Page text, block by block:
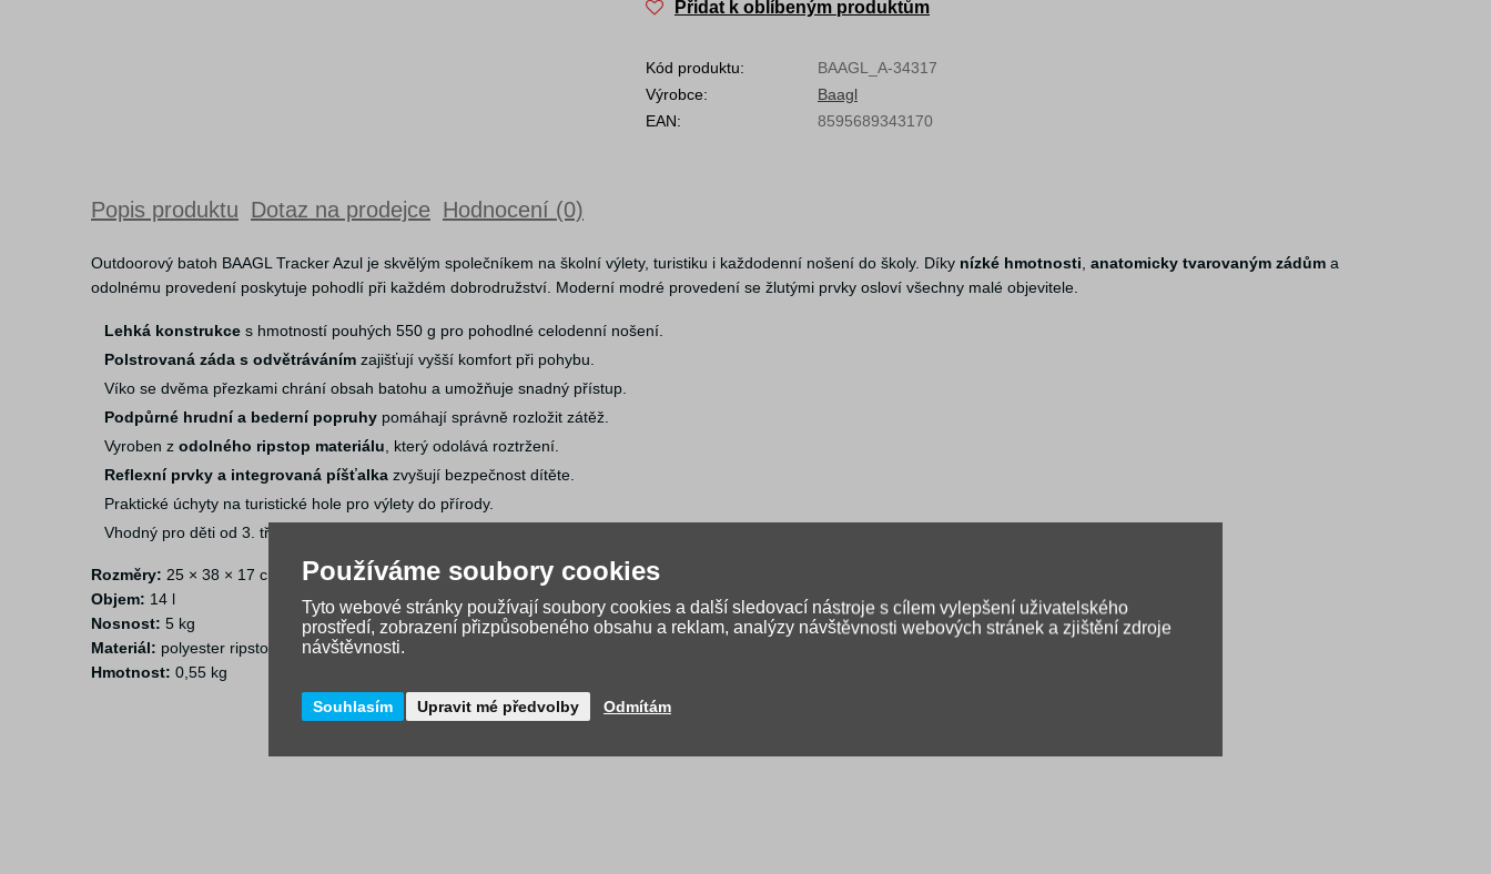
Přidat k oblíbeným produktům
Kód produktu:
BAAGL_A-34317
Výrobce:
Baagl
EAN:
8595689343170
Popis produktu Dotaz na prodejce Hodnocení (0)
Outdoorový batoh BAAGL Tracker Azul je skvělým společníkem na školní výlety, turistiku i každodenní nošení do školy. Díky nízké hmotnosti anatomicky tvarovaným zádům a
odolnému provedení poskytuje pohodlí při každém dobrodružství. Moderní modré provedení se žlutými prvky osloví všechny malé objevitele.
Lehká konstrukce s hmotností pouhých 550 g pro pohodlné celodenní nošení.
Polstrovaná záda s odvětráváním zajišťují vyšší komfort při pohybu.
Víko se dvěma přezkami chrání obsah batohu a umožňuje snadný přístup.
Podpůrné hrudní a bederní popruhy pomáhají správně rozložit zátěž.
Vyroben z odolného ripstop materiálu , který odolává roztržení.
Reflexní prvky a integrovaná píšťalka zvyšují bezpečnost dítěte.
Praktické úchyty na turistické hole pro výlety do přírody.
Vhodný pro děti od 3. třídy ZŠ.
Rozměry: 25 × 38 × 17 cm
Objem: 14 l
Nosnost: 5 kg
Materiál: polyester ripstop
Hmotnost: 0,55 kg
Používáme soubory cookies
Tyto webové stránky používají soubory cookies a další sledovací nástroje s cílem vylepšení uživatelského
prostředí, zobrazení přizpůsobeného obsahu a reklam, analýzy návštěvnosti webových stránek a zjištění zdroje
návštěvnosti.
Souhlasím Upravit mé předvolby Odmítám